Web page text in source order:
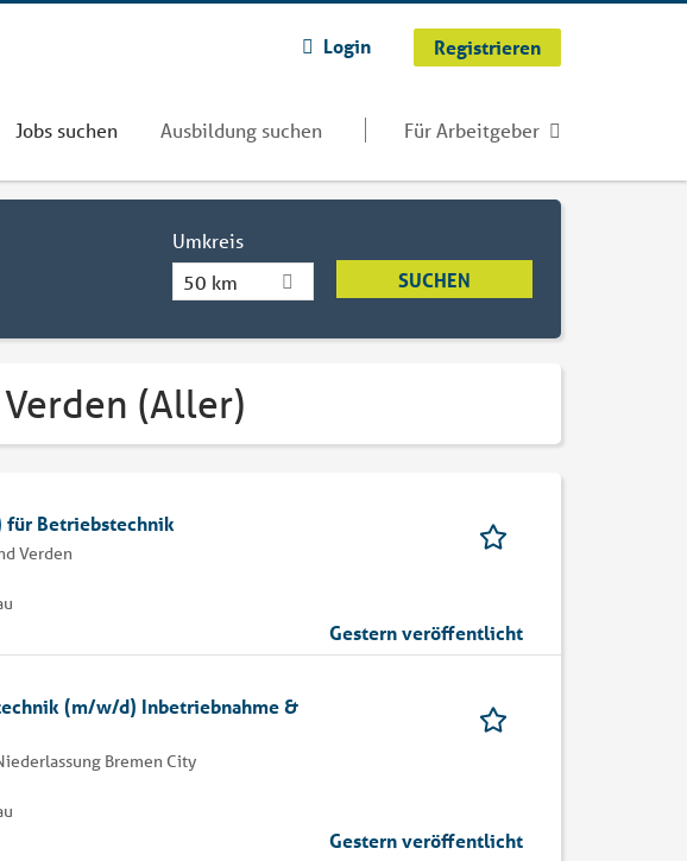
Login Registrieren
Jobs suchen Ausbildung suchen Für Arbeitgeber
Umkreis
50 km
(Aller)
für Betriebstechnik
Verden
Gestern veröffentlicht
(m/w/d) Inbetriebnahme &
Bremen City
Gestern veröffentlicht